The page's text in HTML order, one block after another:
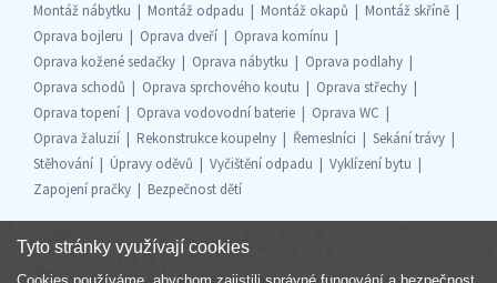
Montáž nábytku
Montáž odpadu Montáž okapů
Montáž skříně
Oprava bojleru
Oprava dveří
Oprava komínu
Oprava kožené sedačky
Oprava nábytku
Oprava podlahy
Oprava schodů
Oprava sprchového koutu
Oprava střechy
Oprava topení
Oprava vodovodní baterie
Oprava WC
Oprava žaluzií
Rekonstrukce koupelny Řemeslníci
Sekání trávy
Stěhování
Úpravy oděvů Vyčištění odpadu
Vyklízení bytu
Zapojení pračky
Bezpečnost dětí
Tyto stránky využívají cookies